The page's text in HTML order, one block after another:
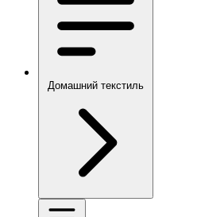
Домашний текстиль